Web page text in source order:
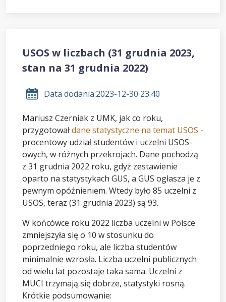
USOS w liczbach (31 grudnia 2023,
stan na 31 grudnia 2022)
Data dodania:2023-12-30 23:40
Mariusz Czerniak z UMK, jak co roku,
przygotowałdane statystyczne na temat USOS -
procentowy udział studentów i uczelni USOS-
owych, w różnych przekrojach. Dane pochodzą
z 31 grudnia 2022 roku, gdyż zestawienie
oparto na statystykach GUS, a GUS ogłasza je z
pewnym opóźnieniem. Wtedy było 85 uczelni z
USOS, teraz (31 grudnia 2023) są 93.
W końcówce roku 2022 liczba uczelni w Polsce
zmniejszyła się o 10 w stosunku do
poprzedniego roku, ale liczba studentów
minimalnie wzrosła. Liczba uczelni publicznych
od wielu lat pozostaje taka sama. Uczelni z
MUCI trzymają się dobrze, statystyki rosną.
Krótkie podsumowanie: